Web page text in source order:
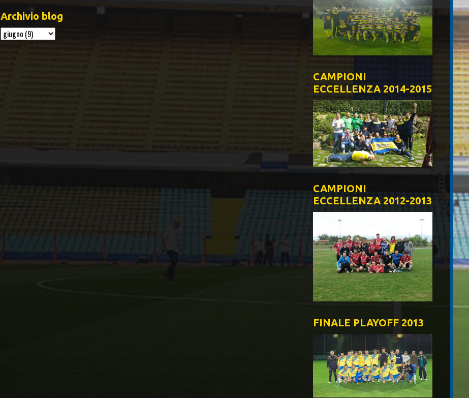
Archivio blog
CAMPIONI
ECCELLENZA 2014-2015
CAMPIONI
ECCELLENZA 2012-2013
FINALE PLAYOFF 2013